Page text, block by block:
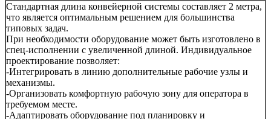
Стандартная длина конвейерной системы составляет 2 метра,
что является оптимальным решением для большинства
типовых задач.
При необходимости оборудование может быть изготовлено в
спец-исполнении с увеличенной длиной. Индивидуальное
проектирование позволяет:
-Интегрировать в линию дополнительные рабочие узлы и
механизмы.
-Организовать комфортную рабочую зону для оператора в
требуемом месте.
-Адаптировать оборудование под планировку и